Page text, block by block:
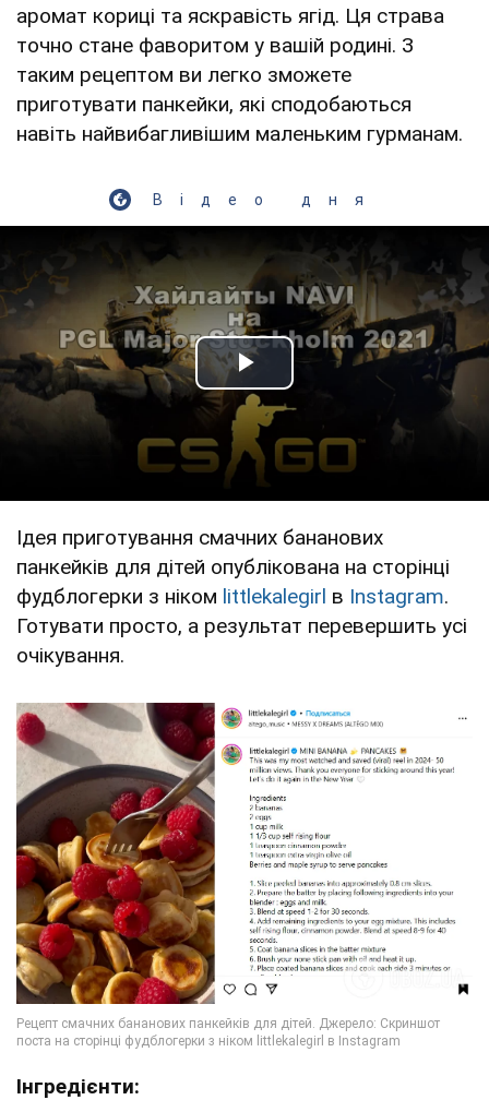
аромат кориці та яскравість ягід. Ця страва
точно стане фаворитом у вашій родині. З
таким рецептом ви легко зможете
приготувати панкейки, які сподобаються
навіть найвибагливішим маленьким гурманам.
Відео дня
Play Video
Ідея приготування смачних бананових
панкейків для дітей опублікована на сторінці
фудблогерки з ніком littlekalegirl в Instagram.
Готувати просто, а результат перевершить усі
очікування.
Інгредієнти: